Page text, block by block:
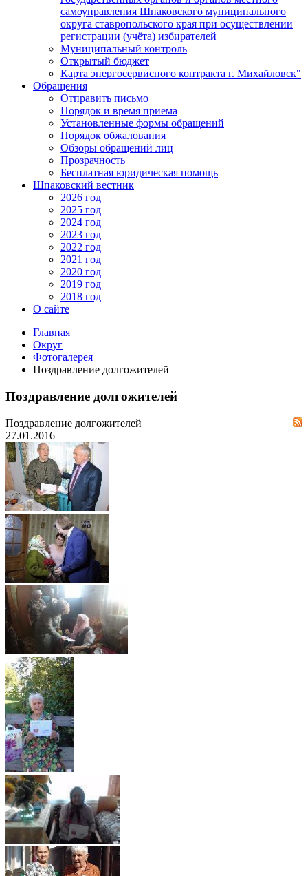
самоуправления Шпаковского муниципального
округа ставропольского края при осуществлении
регистрации (учёта) избирателей
Муниципальный контроль
Открытый бюджет
Карта энергосервисного контракта г. Михайловск"
Обращения
Отправить письмо
Порядок и время приема
Установленные формы обращений
Порядок обжалования
Обзоры обращений лиц
Прозрачность
Бесплатная юридическая помощь
Шпаковский вестник
2026 год
2025 год
2024 год
2023 год
2022 год
2021 год
2020 год
2019 год
2018 год
О сайте
Главная
Округ
Фотогалерея
Поздравление долгожителей
Поздравление долгожителей
Поздравление долгожителей
27.01.2016